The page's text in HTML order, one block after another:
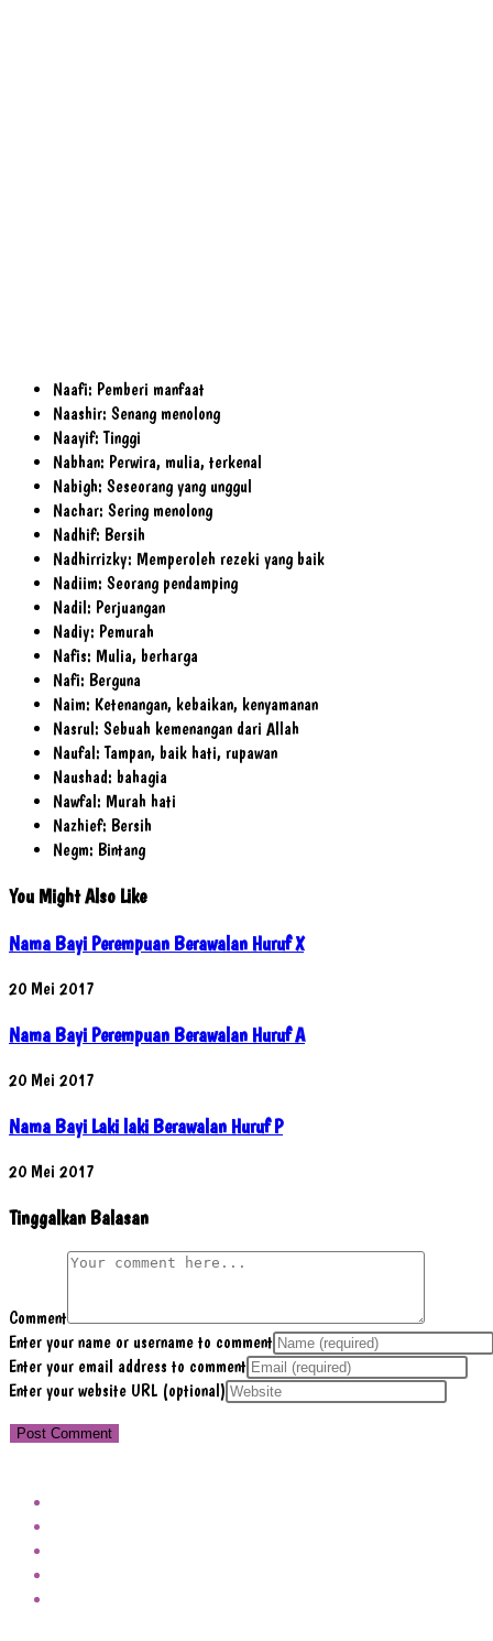
Naafi: Pemberi manfaat
Naashir: Senang menolong
Naayif: Tinggi
Nabhan: Perwira, mulia, terkenal
Nabigh: Seseorang yang unggul
Nachar: Sering menolong
Nadhif: Bersih
Nadhirrizky: Memperoleh rezeki yang baik
Nadiim: Seorang pendamping
Nadil: Perjuangan
Nadiy: Pemurah
Nafis: Mulia, berharga
Nafi: Berguna
Naim: Ketenangan, kebaikan, kenyamanan
Nasrul: Sebuah kemenangan dari Allah
Naufal: Tampan, baik hati, rupawan
Naushad: bahagia
Nawfal: Murah hati
Nazhief: Bersih
Negm: Bintang
You Might Also Like
Nama Bayi Perempuan Berawalan Huruf X
20 Mei 2017
Nama Bayi Perempuan Berawalan Huruf A
20 Mei 2017
Nama Bayi Laki laki Berawalan Huruf P
20 Mei 2017
Tinggalkan Balasan
Comment
Enter your name or username to comment
Enter your email address to comment
Enter your website URL (optional)